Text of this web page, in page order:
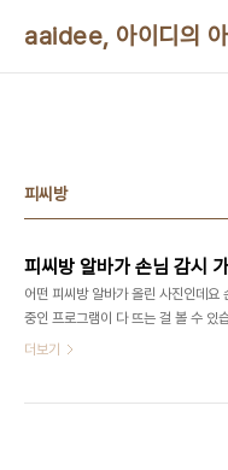
aaidee, 아이디의
피씨방
피씨방 알바가 손님 감시
어떤 피씨방 알바가 올린 사진인데요
중인 프로그램이 다 뜨는 걸 볼 수 있
는 창 제목만 볼 수 있게 되어 있지만
더보기